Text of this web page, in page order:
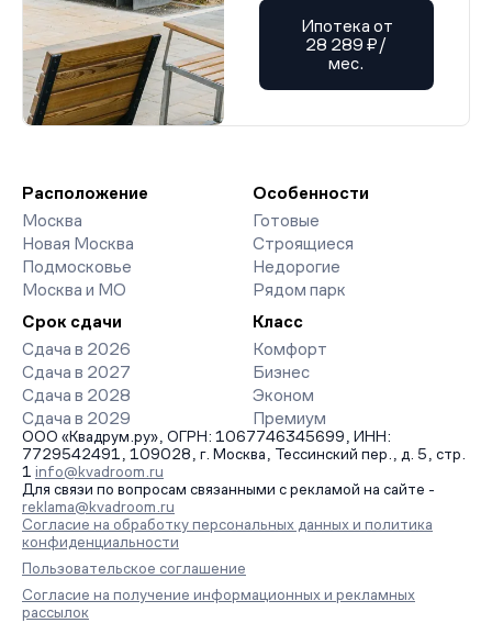
Ипотека от
28 289 ₽/
мес.
Расположение
Москва
Новая Москва
Подмосковье
Москва и МО
Особенности
Готовые
Строящиеся
Недорогие
Рядом парк
Срок сдачи
Сдача в 2026
Сдача в 2027
Сдача в 2028
Сдача в 2029
Класс
Комфорт
Бизнес
Эконом
Премиум
ООО «Квадрум.ру», ОГРН: 1067746345699, ИНН:
7729542491, 109028, г. Москва, Тессинский пер., д. 5, стр.
1 info@kvadroom.ru
Для связи по вопросам связанными с рекламой на сайте -
reklama@kvadroom.ru
Согласие на обработку персональных данных и политика
конфиденциальности
Пользовательское соглашение
Согласие на получение информационных и рекламных
рассылок